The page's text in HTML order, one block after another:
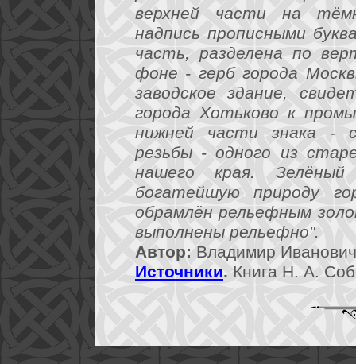
верхней части на
надпись прописными
часть, разделена по
фоне - герб города
заводское здание,
города Хотьково к
нижней части знака -
резьбы - одного из
нашего края.
богатейшую природу
обрамлён рельефным
выполнены рельефно".
Автор: Владимир
Источники. Книга Н. А.